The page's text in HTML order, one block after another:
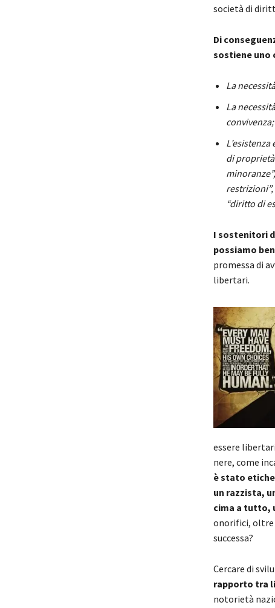
società di
Di
sostiene uno
La
La
convivenza;
di
“diritto di
I sostenitori
possiamo
promessa di
libertari.
essere
nere, come
è stato
un razzista,
cima a tutto,
onorifici, oltre
successa?
Cercare di
rapporto tra
notorietà